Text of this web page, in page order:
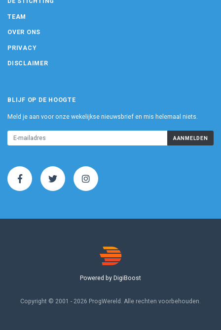
TEAM
OVER ONS
PRIVACY
DISCLAIMER
BLIJF OP DE HOOGTE
Meld je aan voor onze wekelijkse nieuwsbrief en mis helemaal niets.
AANMELDEN
Powered by DigiBoost
Copyright © 2001 - 2026 ProgWereld. Alle rechten voorbehouden.